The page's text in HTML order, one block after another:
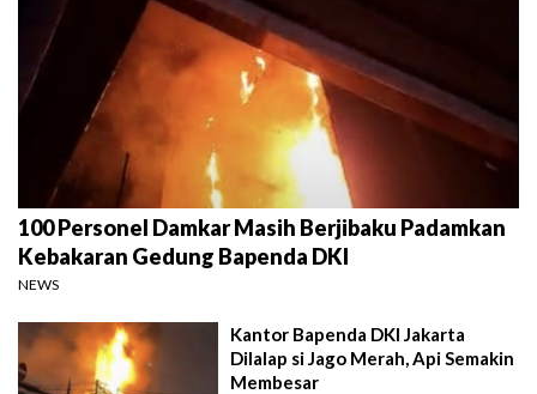
100 Personel Damkar Masih Berjibaku Padamkan
Kebakaran Gedung Bapenda DKI
NEWS
Kantor Bapenda DKI Jakarta
Dilalap si Jago Merah, Api Semakin
Membesar